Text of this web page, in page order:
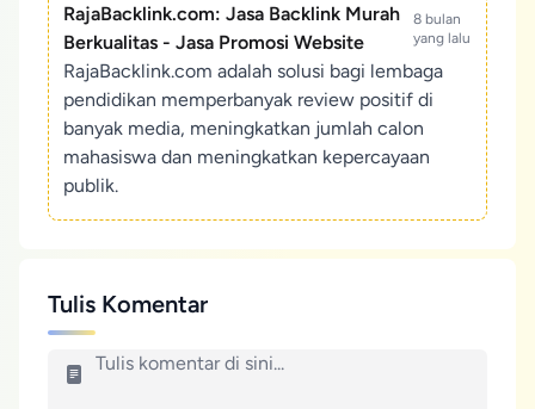
RajaBacklink.com: Jasa Backlink Murah
Berkualitas - Jasa Promosi Website
8 bulan
yang lalu
RajaBacklink.com adalah solusi bagi lembaga
pendidikan memperbanyak review positif di
banyak media, meningkatkan jumlah calon
mahasiswa dan meningkatkan kepercayaan
publik.
Tulis Komentar